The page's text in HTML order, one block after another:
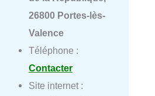
26800 Portes-lès-
Valence
Téléphone :
Contacter
Site internet :